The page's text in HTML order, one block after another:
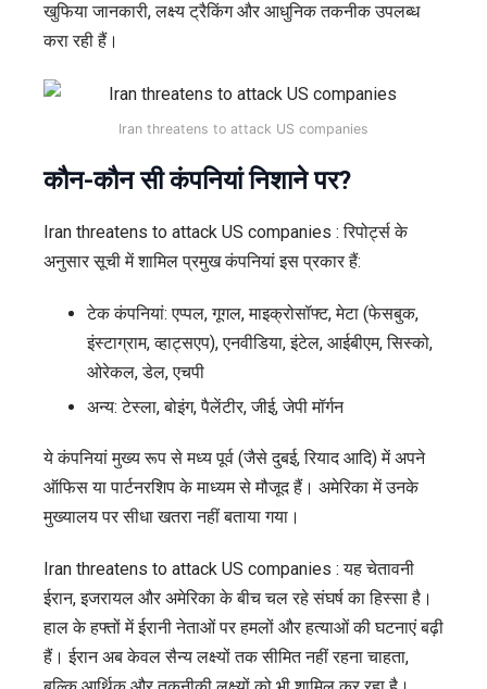
खुफिया जानकारी, लक्ष्य ट्रैकिंग और आधुनिक तकनीक उपलब्ध
करा रही हैं।
Iran threatens to attack US companies
कौन-कौन सी कंपनियां निशाने पर?
Iran threatens to attack US companies : रिपोर्ट्स के
अनुसार सूची में शामिल प्रमुख कंपनियां इस प्रकार हैं:
टेक कंपनियां: एप्पल, गूगल, माइक्रोसॉफ्ट, मेटा (फेसबुक,
इंस्टाग्राम, व्हाट्सएप), एनवीडिया, इंटेल, आईबीएम, सिस्को,
ओरेकल, डेल, एचपी
अन्य: टेस्ला, बोइंग, पैलेंटीर, जीई, जेपी मॉर्गन
ये कंपनियां मुख्य रूप से मध्य पूर्व (जैसे दुबई, रियाद आदि) में अपने
ऑफिस या पार्टनरशिप के माध्यम से मौजूद हैं। अमेरिका में उनके
मुख्यालय पर सीधा खतरा नहीं बताया गया।
Iran threatens to attack US companies : यह चेतावनी
ईरान, इजरायल और अमेरिका के बीच चल रहे संघर्ष का हिस्सा है।
हाल के हफ्तों में ईरानी नेताओं पर हमलों और हत्याओं की घटनाएं बढ़ी
हैं। ईरान अब केवल सैन्य लक्ष्यों तक सीमित नहीं रहना चाहता,